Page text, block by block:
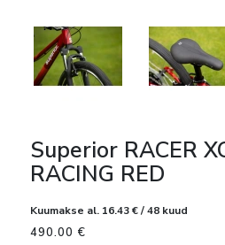
Superior RACER
RACING RED
Kuumakse al. 16.43€/ 48 kuud
490.00 €